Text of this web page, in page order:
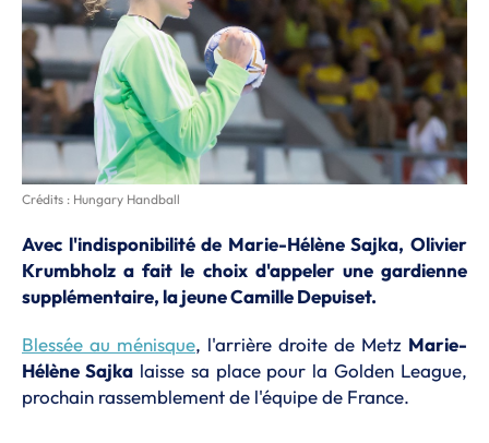
Crédits : Hungary Handball
Avec l'indisponibilité de Marie-Hélène Sajka, Olivier
Krumbholz a fait le choix d'appeler une gardienne
supplémentaire, la jeune Camille Depuiset.
Blessée au ménisque, l'arrière droite de Metz Marie-
Hélène Sajkalaisse sa place pour la Golden League,
prochain rassemblement de l'équipe de France.